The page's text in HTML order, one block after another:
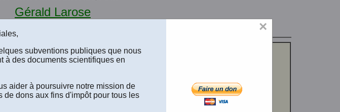
Gérald Larose
.” In ouvrage sous la direction de Yves
×
subventions publiques que nous
à des documents scientifiques en
aider à poursuivre notre mission de
dons aux fins d'impôt pour tous les